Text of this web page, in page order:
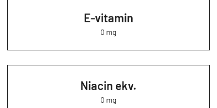
E-vitamin
0 mg
Niacin ekv.
0 mg